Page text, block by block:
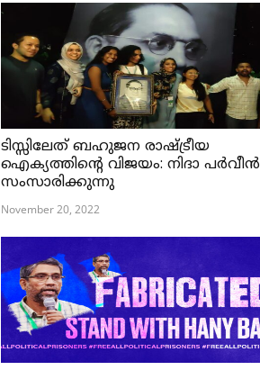
ടിസ്സിലേത് ബഹുജന രാഷ്ട്രീയ
ഐക്യത്തിന്റെ വിജയം: നിദാ പർവീൻ
സംസാരിക്കുന്നു
November 20, 2022